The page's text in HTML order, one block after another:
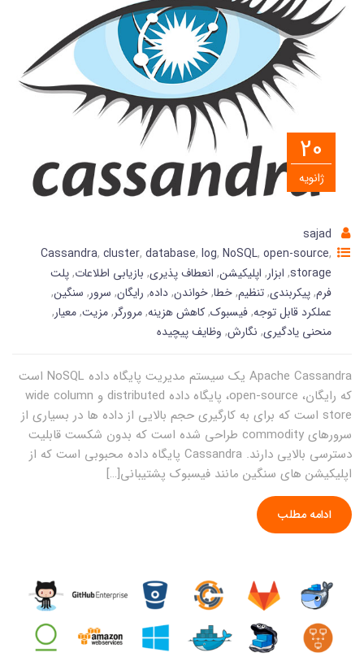
20
ژانویه
sajad
Cassandra, cluster, database, log, NoSQL, open-source,
storage
, ابزار, اپلیکیشن, انعطاف پذیری, بازیابی اطلاعات,پلت
فرم,پیکربندی,تنظیم,خطا,خواندن,داده, رایگان, سرور, سنگین,
عملکرد قابل توجه,فیسبوک,کاهش هزینه,مرورگر,مزیت,معیار,
منحنی یادگیری, نگارش, وظایف پیچیده
Apache Cassandra یک سیستم مدیریت پایگاه داده NoSQL است
که رایگان، open-source، پایگاه داده distributed و wide column
store است که برای به کارگیری حجم بالایی از داده ها در بسیاری از
سرورهای commodity طراحی شده است که بدون شکست قابلیت
دسترسی بالایی دارند. Cassandra پایگاه داده محبوبی است که از
اپلیکیشن های سنگین مانند فیسبوک پشتیبانی[…]
ادامه مطلب